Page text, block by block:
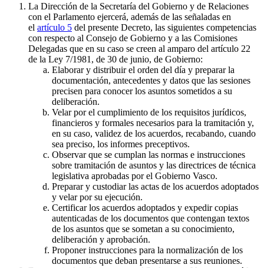
La Dirección de la Secretaría del Gobierno y de Relaciones
con el Parlamento ejercerá, además de las señaladas en
el artículo 5 del presente Decreto, las siguientes competencias
con respecto al Consejo de Gobierno y a las Comisiones
Delegadas que en su caso se creen al amparo del artículo 22
de la Ley 7/1981, de 30 de junio, de Gobierno:
Elaborar y distribuir el orden del día y preparar la
documentación, antecedentes y datos que las sesiones
precisen para conocer los asuntos sometidos a su
deliberación.
Velar por el cumplimiento de los requisitos jurídicos,
financieros y formales necesarios para la tramitación y,
en su caso, validez de los acuerdos, recabando, cuando
sea preciso, los informes preceptivos.
Observar que se cumplan las normas e instrucciones
sobre tramitación de asuntos y las directrices de técnica
legislativa aprobadas por el Gobierno Vasco.
Preparar y custodiar las actas de los acuerdos adoptados
y velar por su ejecución.
Certificar los acuerdos adoptados y expedir copias
autenticadas de los documentos que contengan textos
de los asuntos que se sometan a su conocimiento,
deliberación y aprobación.
Proponer instrucciones para la normalización de los
documentos que deban presentarse a sus reuniones.